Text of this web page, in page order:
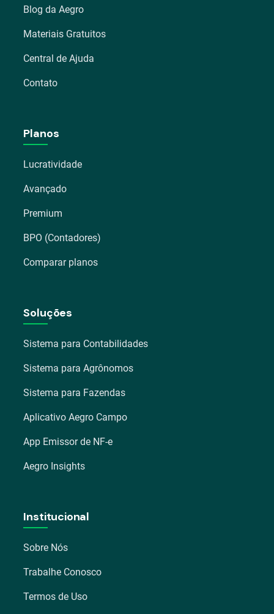
Blog da Aegro
Materiais Gratuitos
Central de Ajuda
Contato
Planos
Lucratividade
Avançado
Premium
BPO (Contadores)
Comparar planos
Soluções
Sistema para Contabilidades
Sistema para Agrônomos
Sistema para Fazendas
Aplicativo Aegro Campo
App Emissor de NF-e
Aegro Insights
Institucional
Sobre Nós
Trabalhe Conosco
Termos de Uso